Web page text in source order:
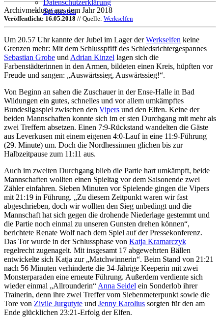
Datenschutzerklärung
Sponsoren
Archivmeldung aus dem Jahr 2018
Veröffentlicht: 16.05.2018 // Quelle: Werkselfen
Um 20.57 Uhr kannte der Jubel im Lager derWerkselfen keine
Grenzen mehr: Mit dem Schlusspfiff des Schiedsrichtergespannes
Sebastian Grobe und Adrian Kinzel lagen sich die
Farbenstädterinnen in den Armen, bildeten einen Kreis, hüpften vor
Freude und sangen: „Auswärtssieg, Auswärtssieg!“.
Von Beginn an sahen die Zuschauer in der Ense-Halle in Bad
Wildungen ein gutes, schnelles und vor allem umkämpftes
Bundesligaspiel zwischen den Vipers und den Elfen. Keine der
beiden Mannschaften konnte sich im er sten Durchgang mit mehr als
zwei Treffern absetzen. Einen 7:9-Rückstand wandelten die Gäste
aus Leverkusen mit einem eigenen 4:0-Lauf in eine 11:9-Führung
(29. Minute) um. Doch die Nordhessinnen glichen bis zur
Halbzeitpause zum 11:11 aus.
Auch im zweiten Durchgang blieb die Partie hart umkämpft, beide
Mannschaften wollten einen Spieltag vor dem Saisonende zwei
Zähler einfahren. Sieben Minuten vor Spielende gingen die Vipers
mit 21:19 in Führung. „Zu diesem Zeitpunkt waren wir fast
abgeschrieben, doch wir wollten den Sieg unbedingt und die
Mannschaft hat sich gegen die drohende Niederlage gestemmt und
die Partie noch einmal zu unseren Gunsten drehen können“,
berichtete Renate Wolf nach dem Spiel auf der Pressekonferenz.
Das Tor wurde in der Schlussphase von Katja Kramarczyk
regelrecht zugenagelt. Mit insgesamt 17 abgewehrten Bällen
entwickelte sich Katja zur „Matchwinnerin“. Beim Stand von 21:21
nach 56 Minuten verhinderte die 34-Jährige Keeperin mit zwei
Monsterparaden eine erneute Führung. Außerdem verdiente sich
wieder einmal „Allrounderin“ Anna Seidel ein Sonderlob ihrer
Trainerin, denn ihre zwei Treffer vom Siebenmeterpunkt sowie die
Tore von Zivile Jurgutyte und Jenny Karolius sorgten für den am
Ende glücklichen 23:21-Erfolg der Elfen.